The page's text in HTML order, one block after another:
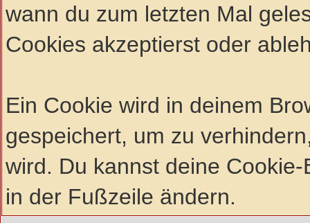
wann du zum letzten Mal
Cookies akzeptierst oder
Ein Cookie wird in deinem
gespeichert, um zu
wird. Du kannst deine
in der Fußzeile ändern.